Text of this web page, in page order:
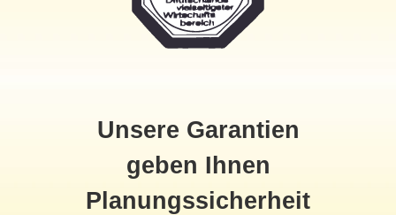
Unsere Garantien
geben Ihnen
Planungssicherheit